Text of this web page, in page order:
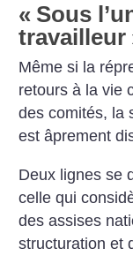
« Sous
travailleur
Même si la
retours à la vie
des comités, la
est âprement
Deux lignes se
celle qui
des assises
structuration et